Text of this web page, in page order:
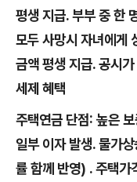
평생 지급. 부부 중 한
모두 사망시 자녀에게
금액 평생 지급. 공시
세제 혜택
주택연금 단점: 높은
일부 이자 발생. 물가
률 함께 반영) . 주택가